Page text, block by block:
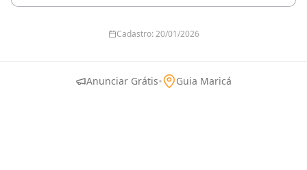
Cadastro: 20/01/2026
Anunciar Grátis• Guia Maricá